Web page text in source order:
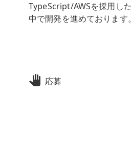
TypeScript/AWSを採⽤し
中で開発を進めております。
応募